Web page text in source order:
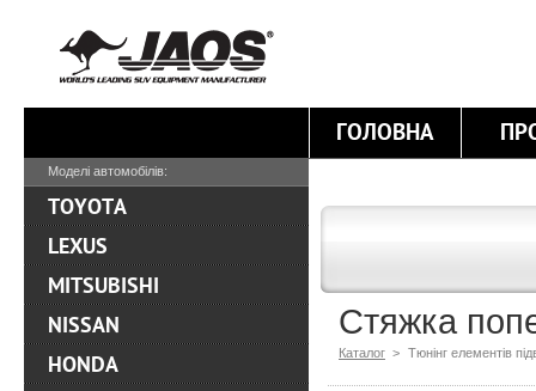
ГОЛОВНА
Стяжка
Каталог > Тюнінг елементів
Моделі автомобілів:
TOYOTA
LEXUS
MITSUBISHI
NISSAN
HONDA